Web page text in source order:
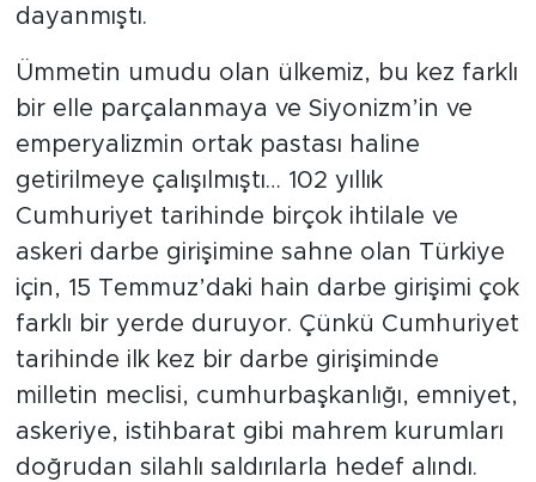
dayanmıştı.
Ümmetin umudu olan ülkemiz, bu kez farklı
bir elle parçalanmaya ve Siyonizm’in ve
emperyalizmin ortak pastası haline
getirilmeye çalışılmıştı… 102 yıllık
Cumhuriyet tarihinde birçok ihtilale ve
askeri darbe girişimine sahne olan Türkiye
için, 15 Temmuz’daki hain darbe girişimi çok
farklı bir yerde duruyor. Çünkü Cumhuriyet
tarihinde ilk kez bir darbe girişiminde
milletin meclisi, cumhurbaşkanlığı, emniyet,
askeriye, istihbarat gibi mahrem kurumları
doğrudan silahlı saldırılarla hedef alındı.
KADIN
SİYASET
MEDYA KÖŞESİ
FOTO GALERİ
VİDEOLAR
ALINTI YAZARLAR
SOSYAL MEDYA